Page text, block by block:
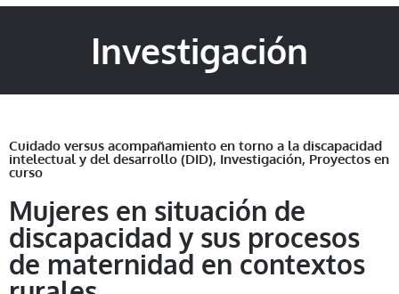
Investigación
Cuidado versus acompañamiento en torno a la discapacidad
intelectual y del desarrollo (DID), Investigación, Proyectos en
curso
Mujeres en situación de
discapacidad y sus procesos
de maternidad en contextos